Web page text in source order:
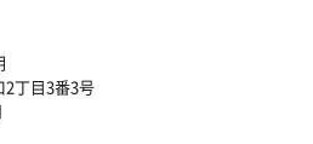
2丁目3番3号